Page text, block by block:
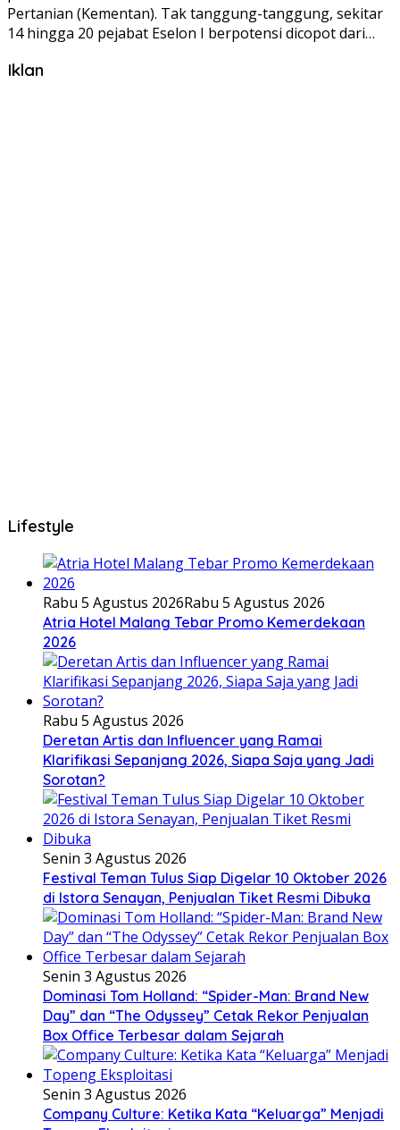
Pertanian (Kementan). Tak tanggung-tanggung, sekitar
14 hingga 20 pejabat Eselon I berpotensi dicopot dari…
Iklan
Lifestyle
Rabu 5 Agustus 2026Rabu 5 Agustus 2026
Atria Hotel Malang Tebar Promo Kemerdekaan
2026
Rabu 5 Agustus 2026
Deretan Artis dan Influencer yang Ramai
Klarifikasi Sepanjang 2026, Siapa Saja yang Jadi
Sorotan?
Senin 3 Agustus 2026
Festival Teman Tulus Siap Digelar 10 Oktober 2026
di Istora Senayan, Penjualan Tiket Resmi Dibuka
Senin 3 Agustus 2026
Dominasi Tom Holland: “Spider-Man: Brand New
Day” dan “The Odyssey” Cetak Rekor Penjualan
Box Office Terbesar dalam Sejarah
Senin 3 Agustus 2026
Company Culture: Ketika Kata “Keluarga” Menjadi